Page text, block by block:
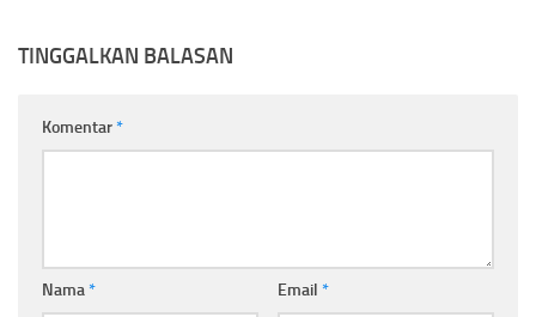
TINGGALKAN BALASAN
Komentar*
Nama* Email *